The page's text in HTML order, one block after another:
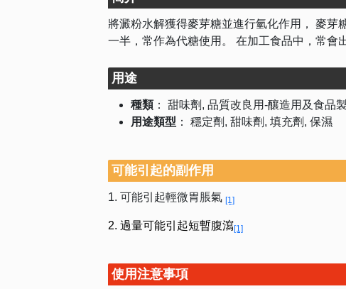
將澱粉水解獲得麥芽糖並進行氫化作用， 麥芽
一半，常作為代糖使用。 在加工食品中，常會
用途
種類：甜味劑
品質改良用-釀造用及食品
用途類型 ：穩定劑 甜味劑 填充劑 保濕
可能引起的副作用
1. 可能引起輕微胃脹氣[1]
2. 過量可能引起短暫腹瀉[1]
使用注意事項